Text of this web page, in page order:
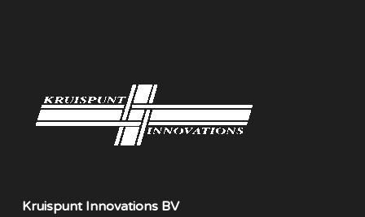
Kruispunt Innovations BV